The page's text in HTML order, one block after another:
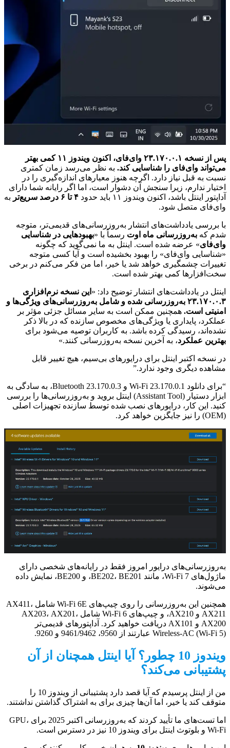
پس از نسخه ۲۳.۱۷۰.۰.۱ وای‌فای، اکنون ویندوز ۱۱ کمی بهتر
می‌تواند وای‌فای را شناسایی کند. به نظر می‌رسد زمان کمتری
نسبت به قبل نیاز دارد. اگرچه هنوز معیارهای اندازه‌گیری را در
اختیار ندارم، زیرا سنجش آن دشوار است، اما اگر رایانه شما دارای
آداپتور اینتل باشد، اکنون ویندوز ۱۱ باید حدود
۴ تا ۶ درصد سریع‌تر
به
وای‌فای متصل شود.
با بررسی یادداشت‌های انتشار به‌روزرسانی‌های قدیمی‌تر، متوجه
شدم که به‌روزرسانی ماه اوت رسماً با «بهبودهایی در شناسایی
وای‌فای» عرضه شده است. اینتل به ما نمی‌گوید که چگونه
«شناسایی وای‌فای» را بهبود بخشیده است و آیا کسی متوجه
تغییرات چشمگیری خواهد شد یا خیر، اما من فکر می‌کنم در برخی
سخت‌افزارها کمی بهتر شده است.
اینتل در یادداشت‌های انتشار توضیح داد: « این نسخه نرم‌افزاری
۲۳.۱۷۰.۰.۳ به‌روزرسانی شده و شامل به‌روزرسانی‌های ویژگی‌ها و
امنیتی است. همچنین ممکن است به سایر مسائل جزئی مؤثر بر
عملکرد، پایداری یا ویژگی‌های مخصوص سازنده که در بالا ذکر
نشده‌اند، رسیدگی کرده باشد. به کاربران توصیه می‌شود برای
بهترین عملکرد، به آخرین نسخه به‌روزرسانی کنند.»
در نسخه اکتبر اینتل برای درایورهای بی‌سیم، هیچ تغییر قابل
مشاهده دیگری وجود ندارد.”
“برای دانلود Wi-Fi 23.170.0.1 و Bluetooth 23.170.0.3، به سادگی به
ابزار دستیار (Assistant Tool) اینتل بروید و به‌روزرسانی‌ها را بررسی
کنید. این کار، درایورهای نصب شده توسط سازنده تجهیزات اصلی
(OEM) را نیز جایگزین خواهد کرد.
به‌روزرسانی‌های درایور امروز فقط در رایانه‌های شخصی دارای
ماژول‌های Wi-Fi 7، مانند BE202، BE201، و BE200، نمایش داده
می‌شوند.
همچنین این به‌روزرسانی را روی چیپ‌های Wi-Fi 6E شامل AX411،
AX211 و AX210، و چیپ‌های Wi-Fi 6 شامل AX203، AX201،
AX200 و AX101 دریافت خواهید کرد. آداپتورهای قدیمی‌تر
Wireless-AC (Wi-Fi 5) عبارتند از 9560، 9461/9462 و 9260.
ویندوز 10 چطور؟ آیا اینتل همچنان از آن
پشتیبانی می‌کند؟
من از اینتل پرسیدم که آیا قصد دارد پشتیبانی از ویندوز 10 را
متوقف کند یا خیر، اما آن‌ها چیزی برای به اشتراک گذاشتن نداشتند.
اما تست‌های ما تأیید کردند که به‌روزرسانی اکتبر 2025 برای GPU،
Wi-Fi و بلوتوث اینتل برای ویندوز 10 نیز در دسترس است.